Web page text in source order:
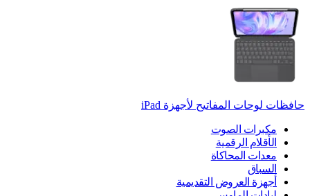
حافظات لوحات المفاتيح لأجهزة ‏iPad
مكبرات الصوت
الأقلام الرقمية
معدات المحاكاة
السباق
أجهزة العروض التقديمية